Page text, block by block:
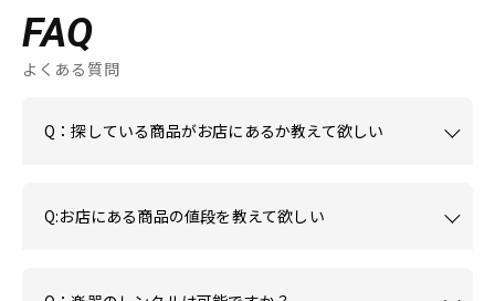
FAQ
よくある質問
Q：探している商品がお店にあるか教えて欲しい
Q:お店にある商品の値段を教えて欲しい